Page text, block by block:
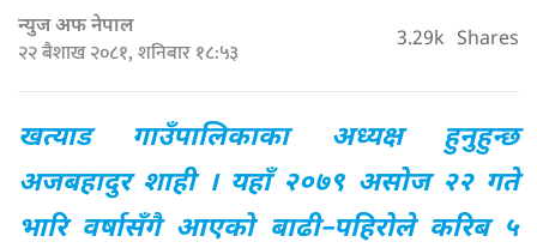
न्युज अफ नेपाल
२२ बैशाख २०८१, शनिबार १८:५३ 3.29k Shares
खत्याड गाउँपालिकाका अध्यक्ष हुनुहुन्छ
अजबहादुर शाही । यहाँ २०७९ असोज २२ गते
भारि वर्षासँगै आएको बाढी–पहिरोले करिब ५